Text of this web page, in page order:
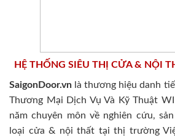
HỆ THỐNG SIÊU THỊ CỬA & NỘI
SaigonDoor.vn là thương hiệu danh
Thương Mại Dịch Vụ Và Kỹ Thuật
năm chuyên môn về nghiên cứu,
loại cửa & nội thất tại thị trường